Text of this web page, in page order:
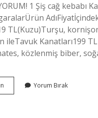
1 Şiş cağ kebabı
TL(Kuzu)Turşu,
ileTavuk Kanatları199
közlenmiş biber,
Şiş
Yorum Bırak